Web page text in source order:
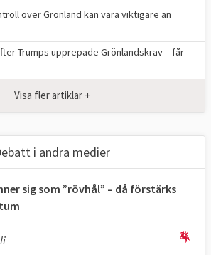
över Grönland kan vara viktigare än
Trumps upprepade Grönlandskrav – får
Visa fler artiklar +
i andra medier
sig som ”rövhål” – då förstärks